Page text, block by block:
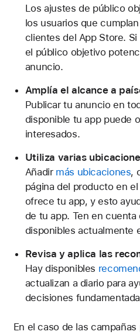
Los ajustes de público
los usuarios que
clientes del App Store.
el público objetivo
anuncio.
Amplía el alcance a
Publicar tu anuncio en
disponible tu app puede
interesados.
Utiliza varias
Añadir más ubicaciones,
página del producto en
ofrece tu app, y esto
de tu app. Ten en
disponibles actualmente
Revisa y aplica las
Hay disponibles
actualizan a diario para
decisiones
En el caso de las